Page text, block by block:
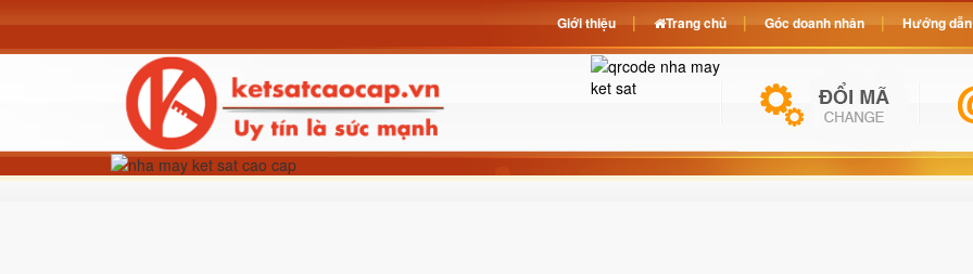
Giới thiệu Trang chủ Góc doanh nhân Hướng